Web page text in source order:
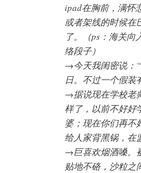
ipad在胸前，满怀
或者架线的时候在
了。（ps：海关向
络段子）
→今天我闺密说：
日。不过一个假装
→据说现在学校老
样了，以前不好好
婆；现在你们再不
给人家背黑锅，在
→巨喜欢烟酒嗓。
贴地不硌，沙粒之